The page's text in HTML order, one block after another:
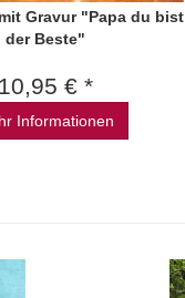
Gravur "Papa du bist
der Beste"
10,95 € *
Informationen